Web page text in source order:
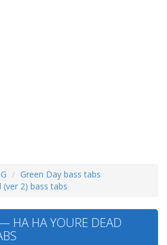
Green Day bass tabs
(ver 2) bass tabs
HA HA YOURE DEAD